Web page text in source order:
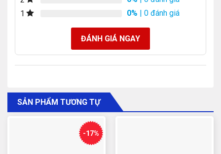
1
0% | 0 đánh giá
ĐÁNH GIÁ NGAY
SẢN PHẨM TƯƠNG TỰ
-17%